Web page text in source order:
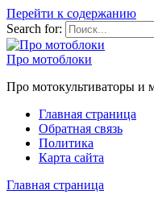
Перейти к содержанию
Search for:
Про мотоблоки
Про мотокультиваторы и
Главная страница
Обратная связь
Политика
Карта сайта
Главная страница